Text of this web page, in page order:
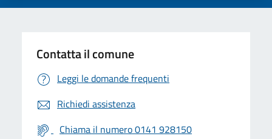
Contatta il comune
Leggi le domande frequenti
Richiedi assistenza
Chiama il numero 0141 928150